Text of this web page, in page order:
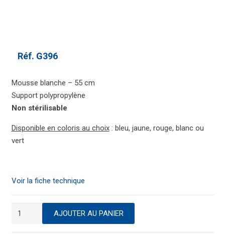
Réf. G396
Mousse blanche – 55 cm
Support polypropylène
Non stérilisable
Disponible en coloris au choix: bleu, jaune, rouge, blanc ou
vert
Voir la fiche technique
quantité
AJOUTER AU PANIER